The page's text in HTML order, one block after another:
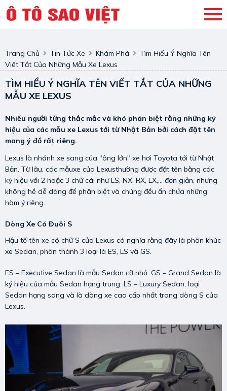
Trang Chủ Tin Tức Xe Khám Phá
Tìm Hiểu Ý Nghĩa Tên
Viết Tắt Của Những Mẫu Xe Lexus
TÌM HIỂU Ý NGHĨA TÊN VIẾT TẮT CỦA NHỮNG
MẪU XE LEXUS
Nhiều người từng thắc mắc và khó phân biệt rằng những ký
hiệu của các mẫu xe Lexus tới từ Nhật Bản bởi cách đặt tên
mang ý đồ rất riêng.
Lexus là nhánh xe sang của "ông lớn" xe hơi Toyota tới từ Nhật
Bản. Từ lâu, các mẫuxe của Lexusthường được đặt tên bằng các
ký hiệu với 2 hoặc 3 chữ cái như LS, NX, RX, LX,... đơn giản, nhưng
không hề dễ dàng để phân biệt và chúng đều ẩn chứa những
hàm ý riêng.
Dòng Xe Có Đuôi S
Hậu tố tên xe có chữ S của Lexus có nghĩa rằng đây là phân khúc
xe Sedan, phân thành 3 loại là ES, LS và GS.
ES – Executive Sedan là mẫu Sedan cỡ nhỏ. GS – Grand Sedan là
ký hiệu của mẫu Sedan hạng trung. LS – Luxury Sedan, loại
Sedan hạng sang và là dòng xe cao cấp nhất trong dòng S của
Lexus.